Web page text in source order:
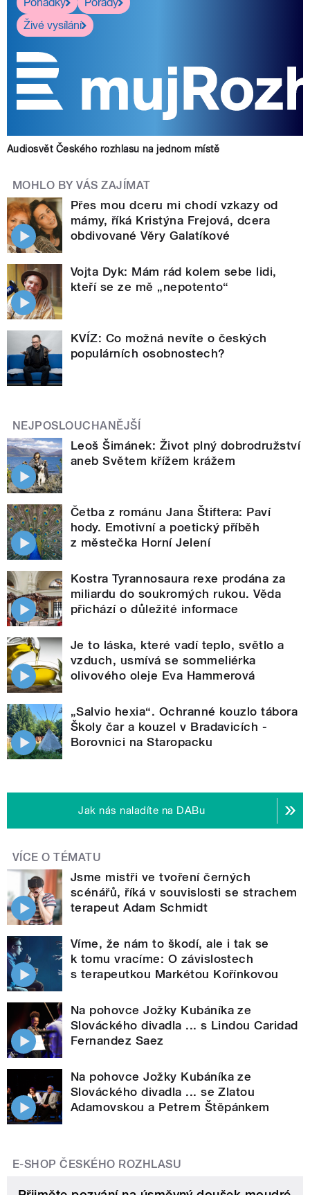
Živé vysílání
Audiosvět Českého rozhlasu na jednom místě
MOHLO BY VÁS ZAJÍMAT
Přes mou dceru mi chodí vzkazy od
mámy, říká Kristýna Frejová, dcera
obdivované Věry Galatíkové
Vojta Dyk: Mám rád kolem sebe lidi,
kteří se ze mě „nepotento“
KVÍZ: Co možná nevíte o českých
populárních osobnostech?
NEJPOSLOUCHANĚJŠÍ
Leoš Šimánek: Život plný dobrodružství
aneb Světem křížem krážem
Četba z románu Jana Štiftera: Paví
hody. Emotivní a poetický příběh
z městečka Horní Jelení
Kostra Tyrannosaura rexe prodána za
miliardu do soukromých rukou. Věda
přichází o důležité informace
Je to láska, které vadí teplo, světlo a
vzduch, usmívá se sommeliérka
olivového oleje Eva Hammerová
„Salvio hexia“. Ochranné kouzlo tábora
Školy čar a kouzel v Bradavicích -
Borovnici na Staropacku
Jak nás naladíte na DABu
VÍCE O TÉMATU
Jsme mistři ve tvoření černých
scénářů, říká v souvislosti se strachem
terapeut Adam Schmidt
Víme, že nám to škodí, ale i tak se
k tomu vracíme: O závislostech
s terapeutkou Markétou Kořínkovou
Na pohovce Jožky Kubáníka ze
Slováckého divadla ... s Lindou Caridad
Fernandez Saez
Na pohovce Jožky Kubáníka ze
Slováckého divadla ... se Zlatou
Adamovskou a Petrem Štěpánkem
E-SHOP ČESKÉHO ROZHLASU